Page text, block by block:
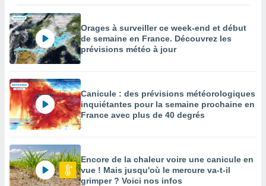
Orages à surveiller ce week-end et début
de semaine en France. Découvrez les
prévisions météo à jour
Canicule : des prévisions météorologiques
inquiétantes pour la semaine prochaine en
France avec plus de 40 degrés
Encore de la chaleur voire une canicule en
vue ! Mais jusqu'où le mercure va-t-il
grimper ? Voici nos infos